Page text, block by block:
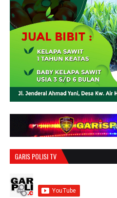
GARIS POLISI TV